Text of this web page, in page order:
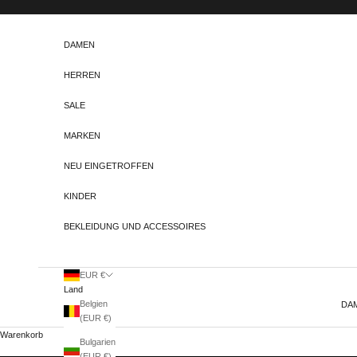
DAMEN
HERREN
SALE
MARKEN
NEU EINGETROFFEN
KINDER
BEKLEIDUNG UND ACCESSOIRES
EUR €
Land
Belgien
(EUR €)
Bulgarien
Warenkorb